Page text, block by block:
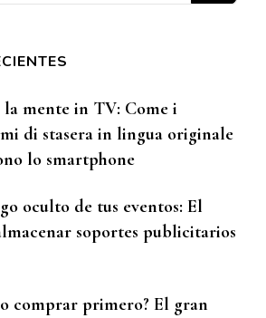
mente in TV: Come i
di stasera in lingua originale
lo smartphone
oculto de tus eventos: El
soportes publicitarios
comprar primero? El gran